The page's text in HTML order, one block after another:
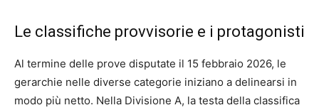
Le classifiche provvisorie e i protagonisti
Al termine delle prove disputate il 15 febbraio 2026, le
gerarchie nelle diverse categorie iniziano a delinearsi in
modo più netto. Nella Divisione A, la testa della classifica